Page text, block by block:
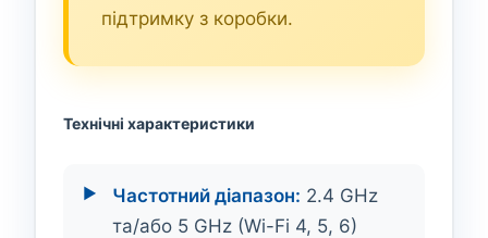
підтримку з коробки.
Технічні характеристики
Частотний діапазон: 2.4 GHz
та/або 5 GHz (Wi-Fi 4, 5, 6)